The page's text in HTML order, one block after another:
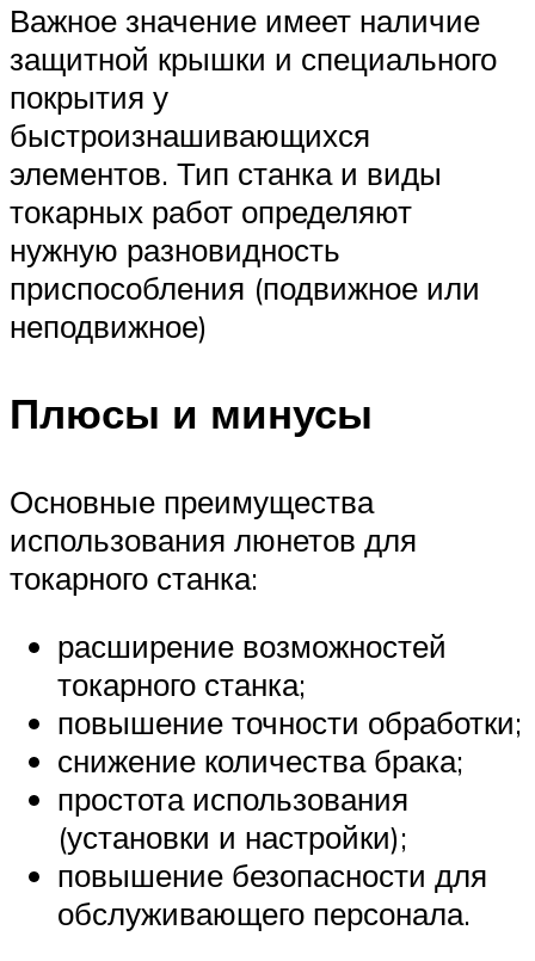
Важное значение имеет наличие
защитной крышки и специального
покрытия у
быстроизнашивающихся
элементов. Тип станка и виды
токарных работ определяют
нужную разновидность
приспособления (подвижное или
неподвижное)
Плюсы и минусы
Основные преимущества
использования люнетов для
токарного станка:
расширение возможностей
токарного станка;
повышение точности обработки;
снижение количества брака;
простота использования
(установки и настройки);
повышение безопасности для
обслуживающего персонала.